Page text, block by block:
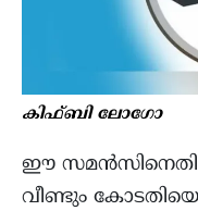
കിഫ്‌ബി ലോഗോ
ഈ
വീണ്ടും